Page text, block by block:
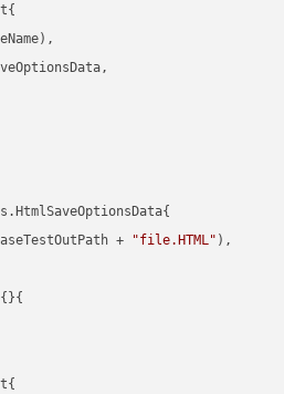
+
"file.HTML" ),
{}{